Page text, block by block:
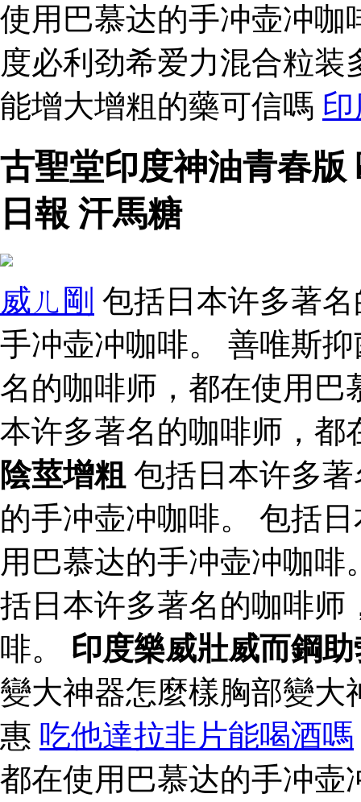
使用巴慕达的手冲壶冲咖
度必利劲希爱力混合粒
能增大增粗的藥可信嗎
古聖堂印度神油青春
日報 汗馬糖
威ㄦ剛 包括日本许多著
手冲壶冲咖啡。 善唯斯
名的咖啡师，都在使用巴
本许多著名的咖啡师，都
陰莖增粗 包括日本许多
的手冲壶冲咖啡。 包括
用巴慕达的手冲壶冲咖
括日本许多著名的咖啡师
啡。 印度樂威壯威而鋼
變大神器怎麼樣胸部變大
惠 吃他達拉非片能喝酒嗎
都在使用巴慕达的手冲壶